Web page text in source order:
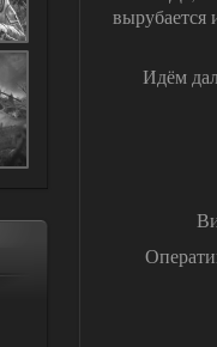
вырубается
Идём